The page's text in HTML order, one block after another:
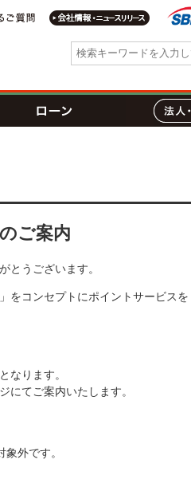
・盗難 連絡先
よくあるご質問 会社
ローン
ご案内
とうございます。
をコンセプトにポイントサービス
ります。
てご案内いたします。
外です。